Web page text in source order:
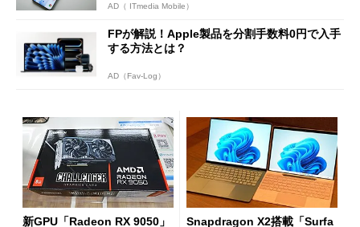
AD（ ITmedia Mobile）
FPが解説！Apple製品を分割手数料0円で入手
する方法とは？
AD（Fav-Log）
新GPU「Radeon RX 9050」
Snapdragon X2搭載「Surfa